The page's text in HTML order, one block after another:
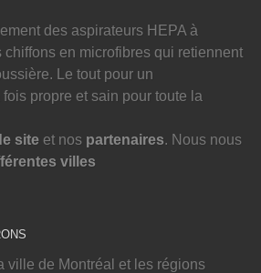
des aspirateurs HEPA à
chiffons en microfibres qui retiennent
Le tout pour un
propre et sain pour toute la
site et nos partenaires. Nous nous
villes
ville de Montréal et les régions